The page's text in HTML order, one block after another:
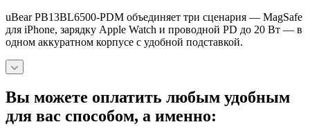
uBear PB13BL6500-PDM объединяет три сценария — MagSafe
для iPhone, зарядку Apple Watch и проводной PD до 20 Вт — в
одном аккуратном корпусе с удобной подставкой.
Вы можете оплатить любым удобным
для вас способом, а именно: